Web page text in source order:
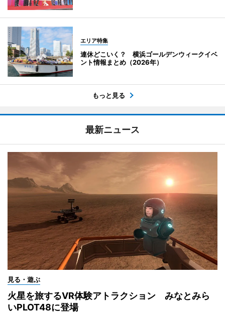
エリア特集
連休どこいく？ 横浜ゴールデンウィークイベ
ント情報まとめ（2026年）
もっと見る
最新ニュース
見る・遊ぶ
火星を旅するVR体験アトラクション みなとみら
いPLOT48に登場